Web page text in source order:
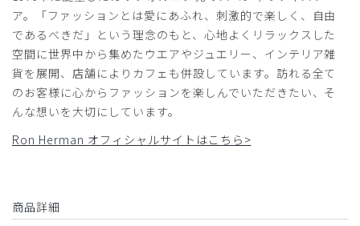
役に立った 0
購入確認済み
商品：R29レディース:Ron Herman スクラブトップス/
ア。「ファッションとは愛にあふれ、刺激的で楽しく、自由
であるべきだ」という理念のもと、心地よくリラックスした
空間に世界中から集めたウエアやジュエリー、インテリア雑
貨を展開、店舗によりカフェも併設しています。訪れる全て
のお客様に心からファッションを楽しんでいただきたい、そ
んな想いを大切にしています。
Ron Herman オフィシャルサイトはこちら>
商品詳細